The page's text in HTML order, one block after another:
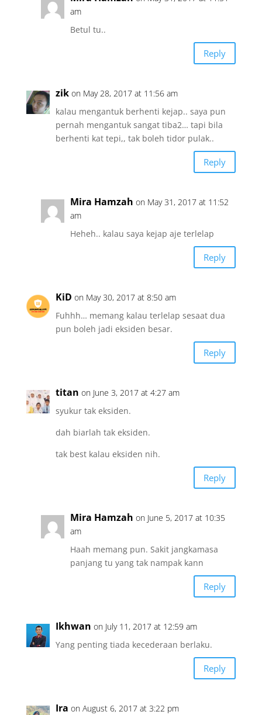
am
Betul tu..
Reply
zik on May 28, 2017 at 11:56 am
kalau mengantuk berhenti kejap.. saya pun
pernah mengantuk sangat tiba2… tapi bila
berhenti kat tepi,, tak boleh tidor pulak..
Reply
Mira Hamzah on May 31, 2017 at 11:52
am
Heheh.. kalau saya kejap aje terlelap
Reply
KiD on May 30, 2017 at 8:50 am
Fuhhh… memang kalau terlelap sesaat dua
pun boleh jadi eksiden besar.
Reply
titan on June 3, 2017 at 4:27 am
syukur tak eksiden.
dah biarlah tak eksiden.
tak best kalau eksiden nih.
Reply
Mira Hamzah on June 5, 2017 at 10:35
am
Haah memang pun. Sakit jangkamasa
panjang tu yang tak nampak kann
Reply
Ikhwan on July 11, 2017 at 12:59 am
Yang penting tiada kecederaan berlaku.
Reply
Ira on August 6, 2017 at 3:22 pm